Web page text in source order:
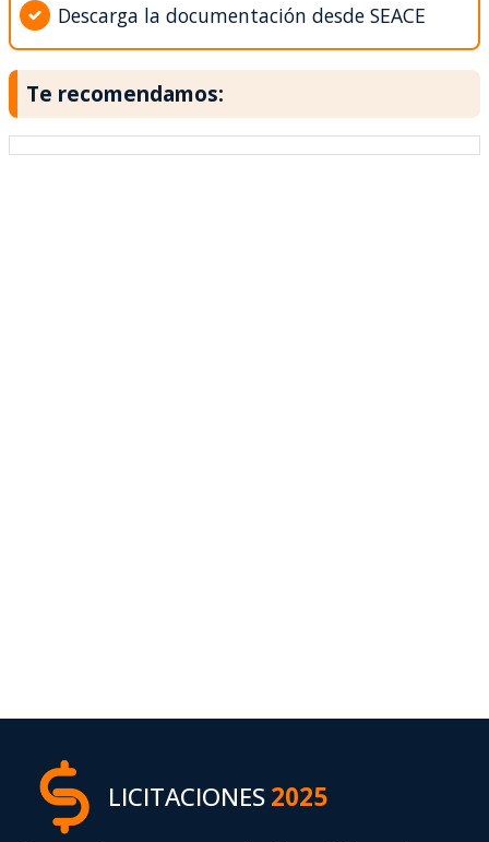
Descarga la documentación desde SEACE
Te recomendamos:
LICITACIONES2025